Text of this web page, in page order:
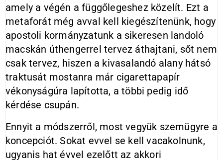
amely a végén a függőlegeshez közelít. Ezt a
metaforát még avval kell kiegészítenünk, hogy
apostoli kormányzatunk a sikeresen landoló
macskán úthengerrel tervez áthajtani, sőt nem
csak tervez, hiszen a kivasalandó alany hátsó
traktusát mostanra már cigarettapapír
vékonyságúra lapította, a többi pedig idő
kérdése csupán.
Ennyit a módszerről, most vegyük szemügyre a
koncepciót. Sokat evvel se kell vacakolnunk,
ugyanis hat évvel ezelőtt az akkori